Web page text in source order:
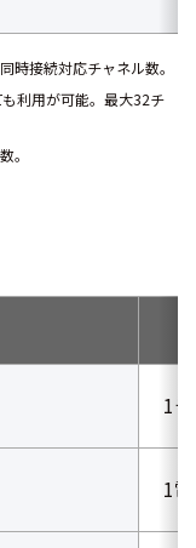
時接続対応チャネル数。
利用が可能。最大32チ
。
1
1